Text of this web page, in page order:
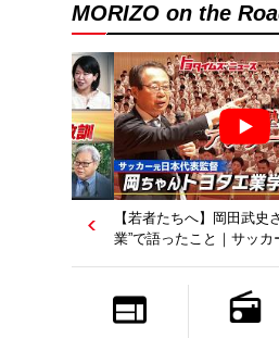
MORIZO on the
【若者たちへ】岡田武史
業”で語ったこと｜サッカ